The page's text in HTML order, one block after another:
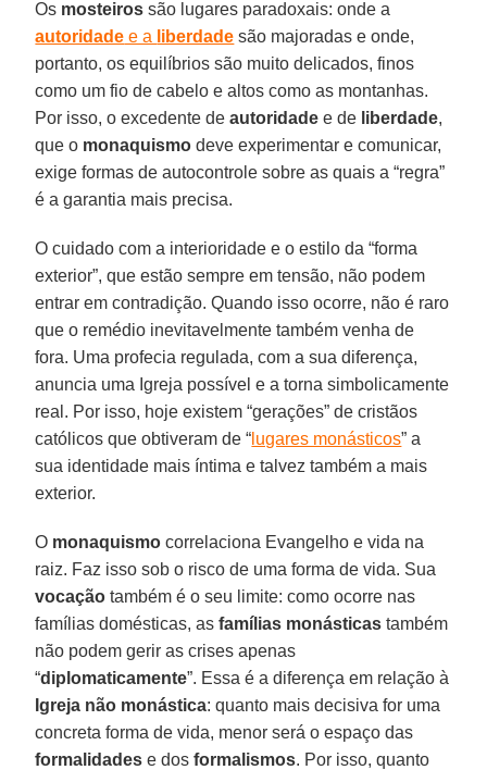
Os mosteiros são lugares paradoxais: onde a
autoridade e a liberdade são majoradas e onde,
portanto, os equilíbrios são muito delicados, finos
como um fio de cabelo e altos como as montanhas.
Por isso, o excedente deautoridade e de liberdade,
que o monaquismo deve experimentar e comunicar,
exige formas de autocontrole sobre as quais a “regra”
é a garantia mais precisa.
O cuidado com a interioridade e o estilo da “forma
exterior”, que estão sempre em tensão, não podem
entrar em contradição. Quando isso ocorre, não é raro
que o remédio inevitavelmente também venha de
fora. Uma profecia regulada, com a sua diferença,
anuncia uma Igreja possível e a torna simbolicamente
real. Por isso, hoje existem “gerações” de cristãos
católicos que obtiveram de “ lugares monásticos” a
sua identidade mais íntima e talvez também a mais
exterior.
O monaquismo correlaciona Evangelho e vida na
raiz. Faz isso sob o risco de uma forma de vida. Sua
vocação também é o seu limite: como ocorre nas
famílias domésticas, asfamílias monásticas também
não podem gerir as crises apenas
“diplomaticamente”. Essa é a diferença em relação à
Igreja não monástica: quanto mais decisiva for uma
concreta forma de vida, menor será o espaço das
formalidades e dosformalismos. Por isso, quanto